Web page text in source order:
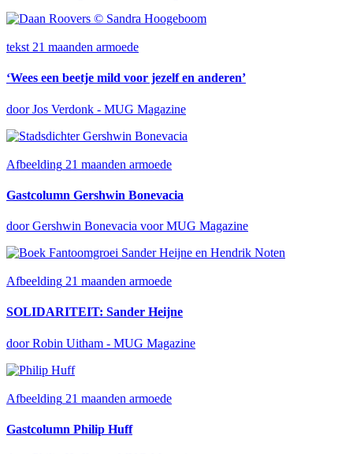
tekst 21 maanden armoede
‘Wees een beetje mild voor jezelf en anderen’
door Jos Verdonk - MUG Magazine
Afbeelding 21 maanden armoede
Gastcolumn Gershwin Bonevacia
door Gershwin Bonevacia voor MUG Magazine
Afbeelding 21 maanden armoede
SOLIDARITEIT: Sander Heijne
door Robin Uitham - MUG Magazine
Afbeelding 21 maanden armoede
Gastcolumn Philip Huff